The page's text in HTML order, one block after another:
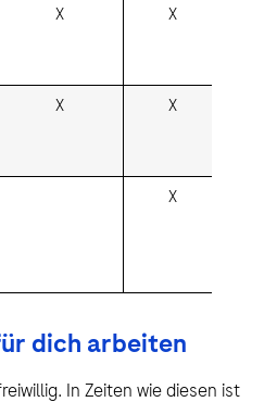
X X
X X
X
dich arbeiten
In Zeiten wie diesen ist